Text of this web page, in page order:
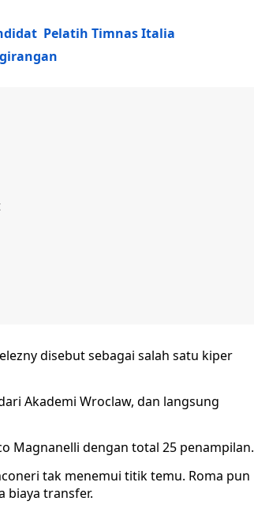
Pelatih Timnas Italia
disebut sebagai salah satu kiper
Akademi Wroclaw, dan langsung
Magnanelli dengan total 25 penampilan.
tak menemui titik temu. Roma pun
biaya transfer.